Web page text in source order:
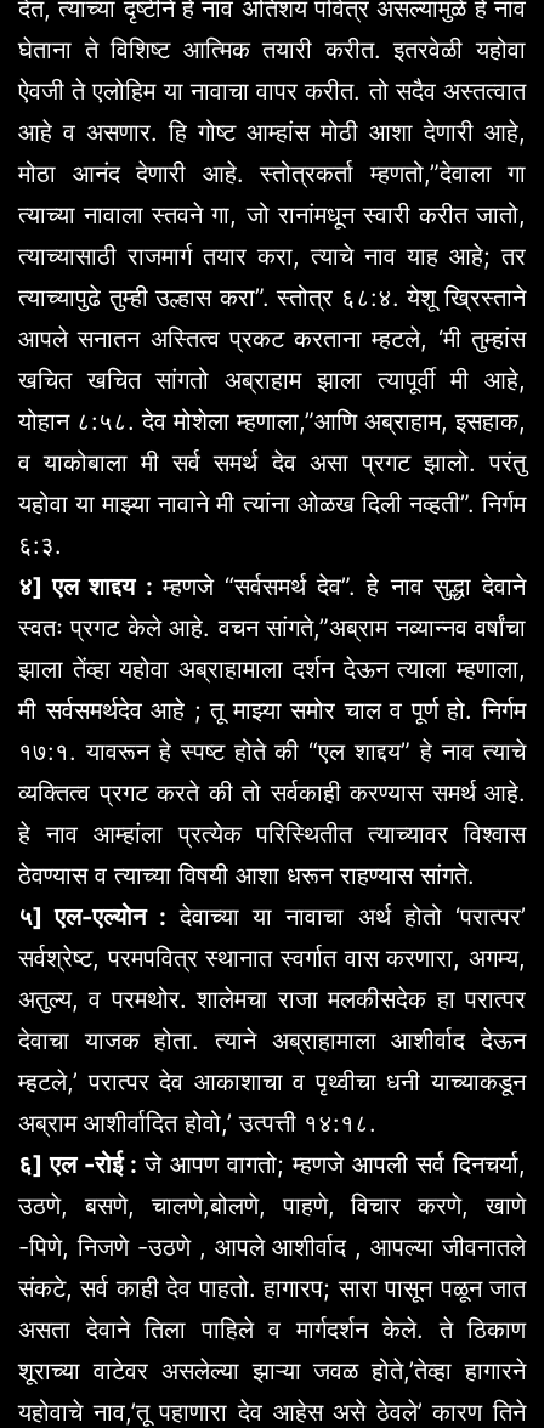
देत, त्यांच्या दृष्टीने हे नाव अतिशय पवित्र असल्यामुळे हे नाव
घेताना ते विशिष्ट आत्मिक तयारी करीत. इतरवेळी यहोवा
ऐवजी ते एलोहिम या नावाचा वापर करीत. तो सदैव अस्तत्वात
आहे व असणार. हि गोष्ट आम्हांस मोठी आशा देणारी आहे,
मोठा आनंद देणारी आहे. स्तोत्रकर्ता म्हणतो,”देवाला गा
त्याच्या नावाला स्तवने गा, जो रानांमधून स्वारी करीत जातो,
त्याच्यासाठी राजमार्ग तयार करा, त्याचे नाव याह आहे; तर
त्याच्यापुढे तुम्ही उल्हास करा”. स्तोत्र ६८:४. येशू ख्रिस्ताने
आपले सनातन अस्तित्व प्रकट करताना म्हटले, ‘मी तुम्हांस
खचित खचित सांगतो अब्राहाम झाला त्यापूर्वी मी आहे,
योहान ८:५८. देव मोशेला म्हणाला,”आणि अब्राहाम, इसहाक,
व याकोबाला मी सर्व समर्थ देव असा प्रगट झालो. परंतु
यहोवा या माझ्या नावाने मी त्यांना ओळख दिली नव्हती”. निर्गम
६:३.
४] एल शाद्दय :म्हणजे “सर्वसमर्थ देव”. हे नाव सुद्धा देवाने
स्वतः प्रगट केले आहे. वचन सांगते,”अब्राम नव्यान्नव वर्षांचा
झाला तेंव्हा यहोवा अब्राहामाला दर्शन देऊन त्याला म्हणाला,
मी सर्वसमर्थदेव आहे ; तू माझ्या समोर चाल व पूर्ण हो. निर्गम
१७:१. यावरून हे स्पष्ट होते की “एल शाद्दय” हे नाव त्याचे
व्यक्तित्व प्रगट करते की तो सर्वकाही करण्यास समर्थ आहे.
हे नाव आम्हांला प्रत्येक परिस्थितीत त्याच्यावर विश्वास
ठेवण्यास व त्याच्या विषयी आशा धरून राहण्यास सांगते.
५] एल-एल्योन : देवाच्या या नावाचा अर्थ होतो ‘परात्पर’
सर्वश्रेष्ट, परमपवित्र स्थानात स्वर्गात वास करणारा, अगम्य,
अतुल्य, व परमथोर. शालेमचा राजा मलकीसदेक हा परात्पर
देवाचा याजक होता. त्याने अब्राहामाला आशीर्वाद देऊन
म्हटले,’ परात्पर देव आकाशाचा व पृथ्वीचा धनी याच्याकडून
अब्राम आशीर्वादित होवो,’ उत्पत्ती १४:१८.
६] एल -रोई :जे आपण वागतो; म्हणजे आपली सर्व दिनचर्या,
उठणे, बसणे, चालणे,बोलणे, पाहणे, विचार करणे, खाणे
-पिणे, निजणे -उठणे , आपले आशीर्वाद , आपल्या जीवनातले
संकटे, सर्व काही देव पाहतो. हागारप; सारा पासून पळून जात
असता देवाने तिला पाहिले व मार्गदर्शन केले. ते ठिकाण
शूराच्या वाटेवर असलेल्या झाऱ्या जवळ होते,’तेव्हा हागारने
यहोवाचे नाव,’तू पहाणारा देव आहेस असे ठेवले’ कारण तिने